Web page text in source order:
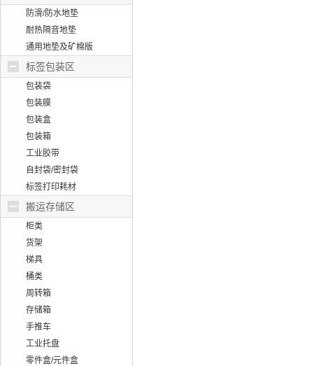
防滑/防水地垫
耐热隔音地垫
通用地垫及矿棉版
标签包装区
包装袋
包装膜
包装盒
包装箱
工业胶带
自封袋/密封袋
标签打印耗材
搬运存储区
柜类
货架
梯具
桶类
周转箱
存储箱
手推车
工业托盘
零件盒/元件盒